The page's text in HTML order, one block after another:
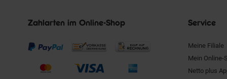
Zahlarten im Online-Shop Service
Meine Filiale
Mein Online-
Netto plus